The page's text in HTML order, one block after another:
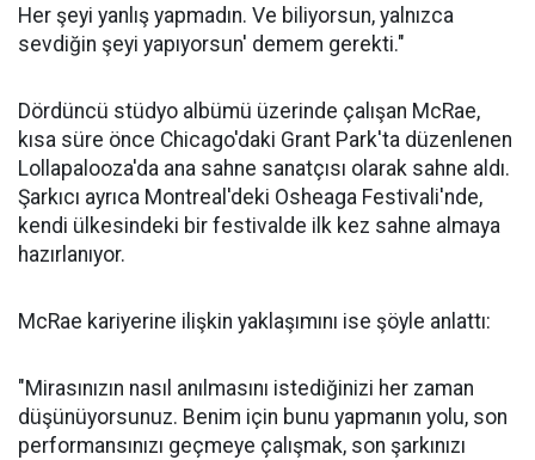
Her şeyi yanlış yapmadın. Ve biliyorsun, yalnızca
sevdiğin şeyi yapıyorsun' demem gerekti."
Dördüncü stüdyo albümü üzerinde çalışan McRae,
kısa süre önce Chicago'daki Grant Park'ta düzenlenen
Lollapalooza'da ana sahne sanatçısı olarak sahne aldı.
Şarkıcı ayrıca Montreal'deki Osheaga Festivali'nde,
kendi ülkesindeki bir festivalde ilk kez sahne almaya
hazırlanıyor.
McRae kariyerine ilişkin yaklaşımını ise şöyle anlattı:
"Mirasınızın nasıl anılmasını istediğinizi her zaman
düşünüyorsunuz. Benim için bunu yapmanın yolu, son
performansınızı geçmeye çalışmak, son şarkınızı